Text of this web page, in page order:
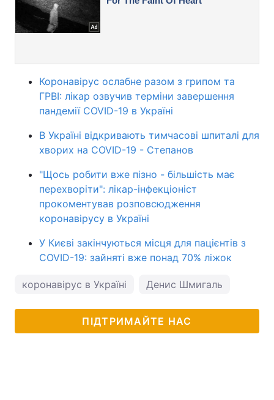
Коронавірус ослабне разом з грипом та
ГРВІ: лікар озвучив терміни завершення
пандемії COVID-19 в Україні
В Україні відкривають тимчасові шпиталі для
хворих на COVID-19 - Степанов
"Щось робити вже пізно - більшість має
перехворіти": лікар-інфекціоніст
прокоментував розповсюдження
коронавірусу в Україні
У Києві закінчуються місця для пацієнтів з
COVID-19: зайняті вже понад 70% ліжок
коронавірус в Україні Денис Шмигаль
ПІДТРИМАЙТЕ НАС